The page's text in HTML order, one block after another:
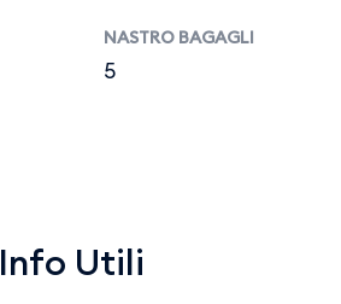
NASTRO BAGAGLI
5
Info Utili